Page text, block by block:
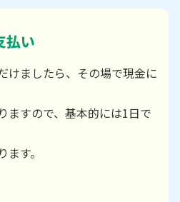
払い
けましたら、その場で現金に
ますので、基本的には1日で
す。